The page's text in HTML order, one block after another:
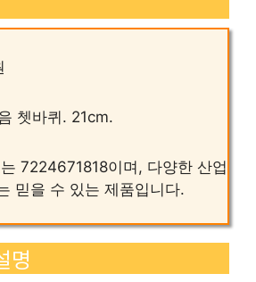
쳇바퀴. 21cm.
7224671818이며, 다양한 산업
믿을 수 있는 제품입니다.
명